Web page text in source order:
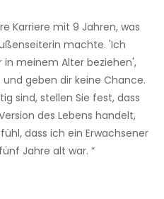
Karriere mit 9 Jahren, was
machte. 'Ich
meinem Alter beziehen',
geben dir keine Chance.
sind, stellen Sie fest, dass
des Lebens handelt,
dass ich ein Erwachsener
Jahre alt war. “